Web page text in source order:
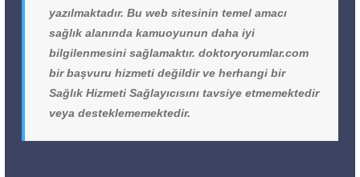
yazılmaktadır. Bu web sitesinin temel amacı
sağlık alanında kamuoyunun daha iyi
bilgilenmesini sağlamaktır. doktoryorumlar.com
bir başvuru hizmeti değildir ve herhangi bir
Sağlık Hizmeti Sağlayıcısını tavsiye etmemektedir
veya desteklememektedir.